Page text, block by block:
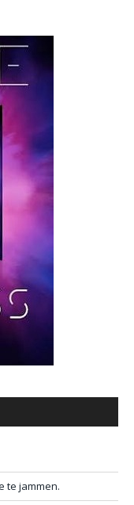
te jammen.